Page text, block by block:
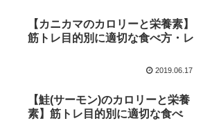
【カニカマのカロリーと栄養素】
筋トレ目的別に適切な食べ方・レ
2019.06.17
【鮭(サーモン)のカロリーと栄養
素】筋トレ目的別に適切な食べ